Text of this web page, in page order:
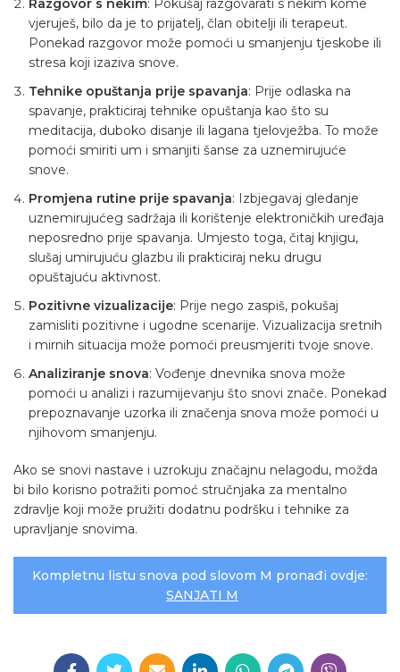
Razgovor s nekim: Pokušaj razgovarati s nekim kome
vjeruješ, bilo da je to prijatelj, član obitelji ili terapeut.
Ponekad razgovor može pomoći u smanjenju tjeskobe ili
stresa koji izaziva snove.
Tehnike opuštanja prije spavanja: Prije odlaska na
spavanje, prakticiraj tehnike opuštanja kao što su
meditacija, duboko disanje ili lagana tjelovježba. To može
pomoći smiriti um i smanjiti šanse za uznemirujuće
snove.
Promjena rutine prije spavanja: Izbjegavaj gledanje
uznemirujućeg sadržaja ili korištenje elektroničkih uređaja
neposredno prije spavanja. Umjesto toga, čitaj knjigu,
slušaj umirujuću glazbu ili prakticiraj neku drugu
opuštajuću aktivnost.
Pozitivne vizualizacije: Prije nego zaspiš, pokušaj
zamisliti pozitivne i ugodne scenarije. Vizualizacija sretnih
i mirnih situacija može pomoći preusmjeriti tvoje snove.
Analiziranje snova: Vođenje dnevnika snova može
pomoći u analizi i razumijevanju što snovi znače. Ponekad
prepoznavanje uzorka ili značenja snova može pomoći u
njihovom smanjenju.
Ako se snovi nastave i uzrokuju značajnu nelagodu, možda
bi bilo korisno potražiti pomoć stručnjaka za mentalno
zdravlje koji može pružiti dodatnu podršku i tehnike za
upravljanje snovima.
Kompletnu listu snova pod slovom M pronađi ovdje:
SANJATI M